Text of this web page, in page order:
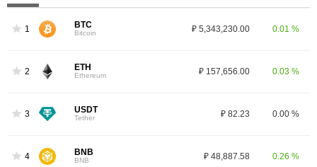
1 BTC
Bitcoin ₽ 5,343,230.00 0.01 %
2 ETH
Ethereum ₽ 157,656.00 0.03 %
3 USDT
Tether ₽ 82.23 0.00 %
4 BNB
BNB ₽ 48,887.58 0.26 %